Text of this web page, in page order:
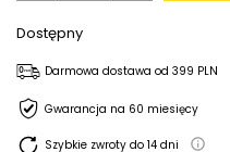
Dostępny
Darmowa dostawa od 399 PLN
Gwarancja na 60 miesięcy
Szybkie zwroty do 14 dni